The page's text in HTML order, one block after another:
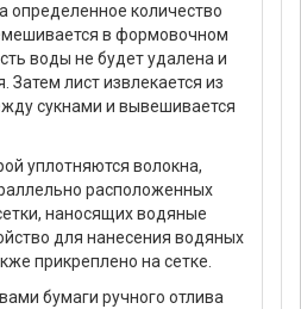
определенное количество
в формовочном
воды не будет удалена и
Затем лист извлекается из
сукнами и вывешивается
уплотняются волокна,
расположенных
наносящих водяные
для нанесения водяных
прикреплено на сетке.
бумаги ручного отлива